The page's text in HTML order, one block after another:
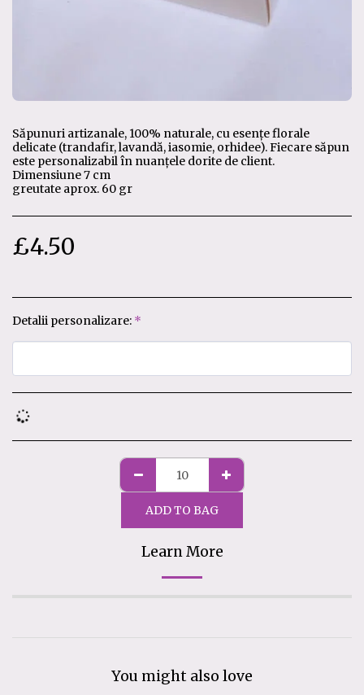
Săpunuri artizanale, 100% naturale, cu esențe florale
delicate (trandafir, lavandă, iasomie, orhidee). Fiecare săpun
este personalizabil în nuanțele dorite de client.
Dimensiune 7 cm
greutate aprox. 60 gr
£4.50
Detalii personalizare: *
ADD TO BAG
Learn More
You might also love